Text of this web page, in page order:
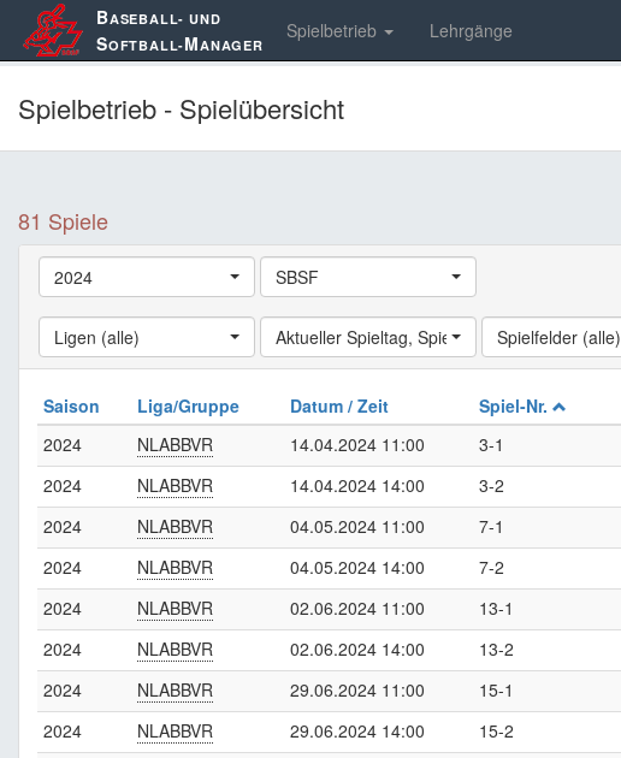
BASEBALL- UND
SOFTBALL-MANAGER
Spielbetrieb Lehrgänge
Spielbetrieb - Spielübersicht
81 Spiele
2024 SBSF
Ligen (alle) Aktueller Spieltag, Spiele (alle)Spielfelder (alle)
Saison Liga/Gruppe Datum / Zeit Spiel-Nr.
2024
NLABBVR 14.04.2024 11:00 3-1
2024
NLABBVR 14.04.2024 14:00 3-2
2024
NLABBVR 04.05.2024 11:00 7-1
2024
NLABBVR 04.05.2024 14:00 7-2
2024
NLABBVR 02.06.2024 11:00 13-1
2024
NLABBVR 02.06.2024 14:00 13-2
2024
NLABBVR 29.06.2024 11:00 15-1
2024
NLABBVR 29.06.2024 14:00 15-2